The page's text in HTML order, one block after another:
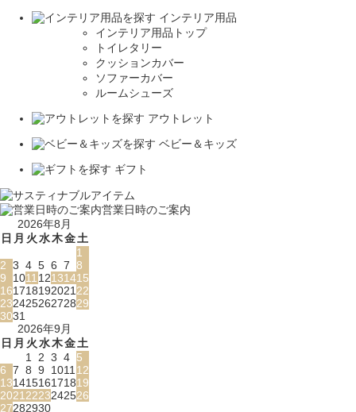
インテリア用品
インテリア用品トップ
トイレタリー
クッションカバー
ソファーカバー
ルームシューズ
アウトレット
ベビー＆キッズ
ギフト
営業日時のご案内
2026年8月
日 月 火水木金土
1
2 3 4 5 6 7 8
9
1011 12131415
161718192021 22
23242526272829
3031
2026年9月
日 月 火水木金土
1
2 3 4 5
6 7 8 9 1011 12
13141516171819
2021 2223242526
27282930